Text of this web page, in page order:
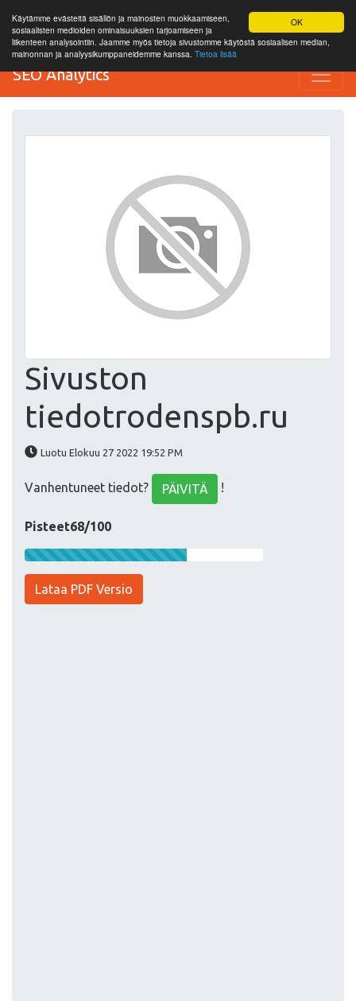
OK
Käytämme evästeitä sisällön ja mainosten muokkaamiseen,
sosiaalisten medioiden ominaisuuksien tarjoamiseen ja
liikenteen analysointiin. Jaamme myös tietoja sivustomme käytöstä sosiaalisen median,
mainonnan ja analyysikumppaneidemme kanssa. Tietoa lisää
SEO Analytics
Sivuston
tiedotrodenspb.ru
Luotu Elokuu 27 2022 19:52 PM
Vanhentuneet tiedot? PÄIVITÄ !
Pisteet68/100
Lataa PDF Versio